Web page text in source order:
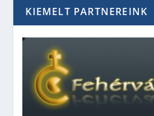
KIEMELT PARTNEREINK